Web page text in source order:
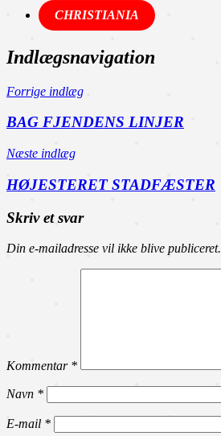
CHRISTIANIA
Indlægsnavigation
Forrige indlæg
BAG FJENDENS LINJER
Næste indlæg
HØJESTERET STADFÆSTER
Skriv et svar
Din e-mailadresse vil ikke blive publiceret.
Kommentar *
Navn *
E-mail *